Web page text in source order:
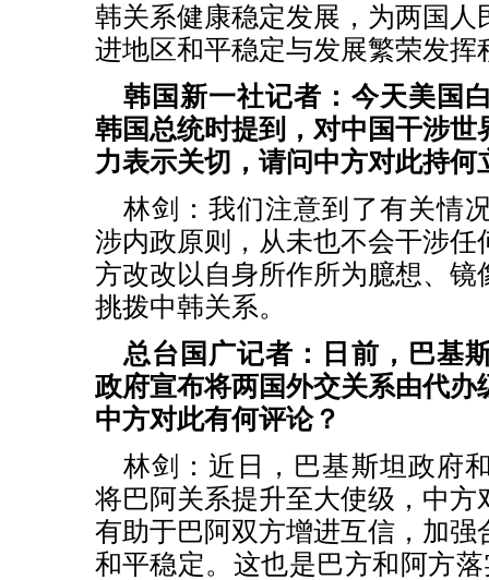
韩关系健康稳定发展，为两国人
进地区和平稳定与发展繁荣发挥
韩国新一社记者：今天美国
韩国总统时提到，对中国干涉世
力表示关切，请问中方对此持何
林剑：我们注意到了有关情
涉内政原则，从未也不会干涉任
方改改以自身所作所为臆想、镜
挑拨中韩关系。
总台国广记者：日前，巴基
政府宣布将两国外交关系由代办
中方对此有何评论？
林剑：近日，巴基斯坦政府
将巴阿关系提升至大使级，中方
有助于巴阿双方增进互信，加强
和平稳定。这也是巴方和阿方